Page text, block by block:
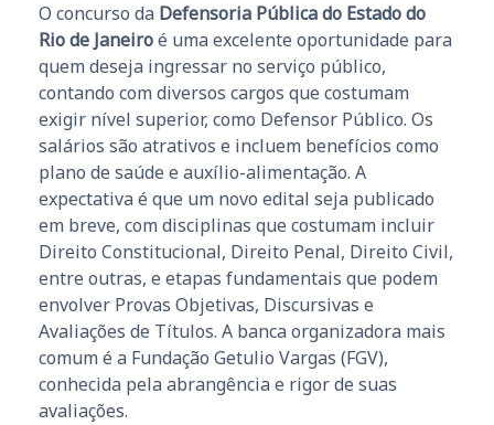
O concurso da Defensoria Pública do Estado do
Rio de Janeiroé uma excelente oportunidade para
quem deseja ingressar no serviço público,
contando com diversos cargos que costumam
exigir nível superior, como Defensor Público. Os
salários são atrativos e incluem benefícios como
plano de saúde e auxílio-alimentação. A
expectativa é que um novo edital seja publicado
em breve, com disciplinas que costumam incluir
Direito Constitucional, Direito Penal, Direito Civil,
entre outras, e etapas fundamentais que podem
envolver Provas Objetivas, Discursivas e
Avaliações de Títulos. A banca organizadora mais
comum é a Fundação Getulio Vargas (FGV),
conhecida pela abrangência e rigor de suas
avaliações.